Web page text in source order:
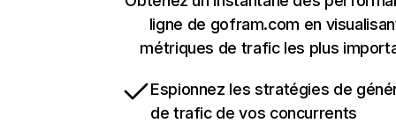
ligne de gofram.com en
métriques de trafic les plus
Espionnez les stratégies de
de trafic de vos concurrents